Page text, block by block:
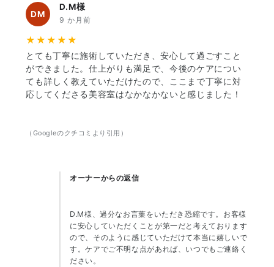
DM
D.M様
9 か月前
★★★★★
とても丁寧に施術していただき、安心して過ごすこと
ができました。仕上がりも満足で、今後のケアについ
ても詳しく教えていただけたので、ここまで丁寧に対
応してくださる美容室はなかなかないと感じました！
（Googleのクチコミより引用）
オーナーからの返信
D.M様、過分なお言葉をいただき恐縮です。お客様
に安心していただくことが第一だと考えております
ので、そのように感じていただけて本当に嬉しいで
す。ケアでご不明な点があれば、いつでもご連絡く
ださい。